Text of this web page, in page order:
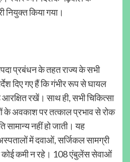
नियुक्त किया गया।
प्रबंधन के तहत राज्य के सभी
दिए गए हैं कि गंभीर रूप से घायल
रखें। साथ ही, सभी चिकित्सा
के अवकाश पर तत्काल प्रभाव से रोक
सामान्य नहीं हो जाती। यह
में दवाओं, सर्जिकल सामग्री
कोई कमी न रहे। 108 एंबुलेंस सेवाओं